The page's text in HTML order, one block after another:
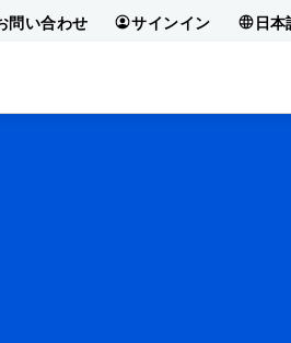
問い合わせ サインイン 日本